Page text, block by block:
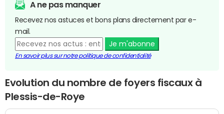
A ne pas manquer
Recevez nos astuces et bons plans directement par e-
mail.
Je m'abonne
En savoir plus sur notre politique de confidentialité
Evolution du nombre de foyers fiscaux à
Plessis-de-Roye